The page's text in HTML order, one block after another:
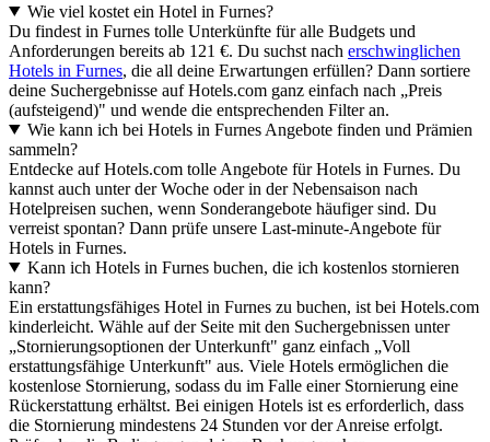
Wie viel kostet ein Hotel in Furnes?
Du findest in Furnes tolle Unterkünfte für alle Budgets und
Anforderungen bereits ab 121 €. Du suchst nach erschwinglichen
Hotels in Furnes, die all deine Erwartungen erfüllen? Dann sortiere
deine Suchergebnisse auf Hotels.com ganz einfach nach „Preis
(aufsteigend)" und wende die entsprechenden Filter an.
Wie kann ich bei Hotels in Furnes Angebote finden und Prämien
sammeln?
Entdecke auf Hotels.com tolle Angebote für Hotels in Furnes. Du
kannst auch unter der Woche oder in der Nebensaison nach
Hotelpreisen suchen, wenn Sonderangebote häufiger sind. Du
verreist spontan? Dann prüfe unsere Last-minute-Angebote für
Hotels in Furnes.
Kann ich Hotels in Furnes buchen, die ich kostenlos stornieren
kann?
Ein erstattungsfähiges Hotel in Furnes zu buchen, ist bei Hotels.com
kinderleicht. Wähle auf der Seite mit den Suchergebnissen unter
„Stornierungsoptionen der Unterkunft" ganz einfach „Voll
erstattungsfähige Unterkunft" aus. Viele Hotels ermöglichen die
kostenlose Stornierung, sodass du im Falle einer Stornierung eine
Rückerstattung erhältst. Bei einigen Hotels ist es erforderlich, dass
die Stornierung mindestens 24 Stunden vor der Anreise erfolgt.